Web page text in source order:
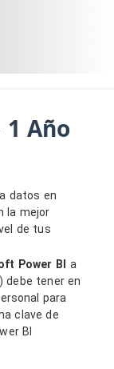
Año
datos en
la mejor
de tus
Power BI
a
debe tener en
para
clave de
BI